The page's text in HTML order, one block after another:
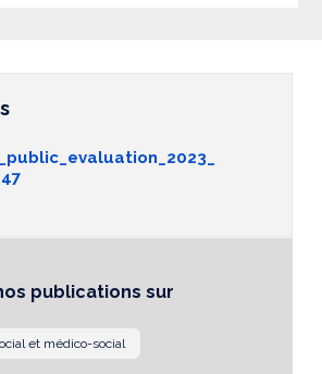
publications sur
et médico-social